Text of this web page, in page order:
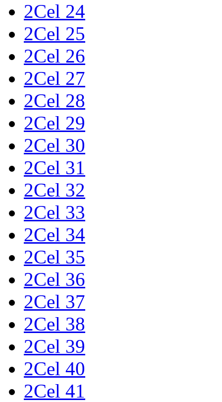
2Cel 24
2Cel 25
2Cel 26
2Cel 27
2Cel 28
2Cel 29
2Cel 30
2Cel 31
2Cel 32
2Cel 33
2Cel 34
2Cel 35
2Cel 36
2Cel 37
2Cel 38
2Cel 39
2Cel 40
2Cel 41